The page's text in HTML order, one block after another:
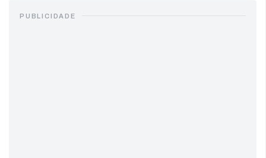
PUBLICIDADE